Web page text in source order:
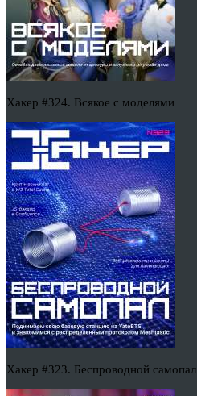
Хакер #324. Всякое с моделями
Хакер #323. Беспроводной самопал